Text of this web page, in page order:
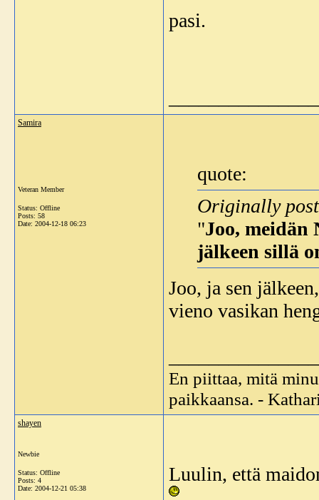
pasi.
Samira
Veteran Member
Status: Offline
Posts: 58
Date: 2004-12-18 06:23
quote:
Originally
"Joo, meidän
jälkeen sillä
Joo, ja sen
vieno vasikan
En piittaa, mitä
paikkaansa. -
shayen
Newbie
Status: Offline
Posts: 4
Date: 2004-12-21 05:38
Luulin, että